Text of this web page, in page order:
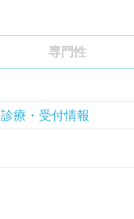
専門性
診療・受付情報